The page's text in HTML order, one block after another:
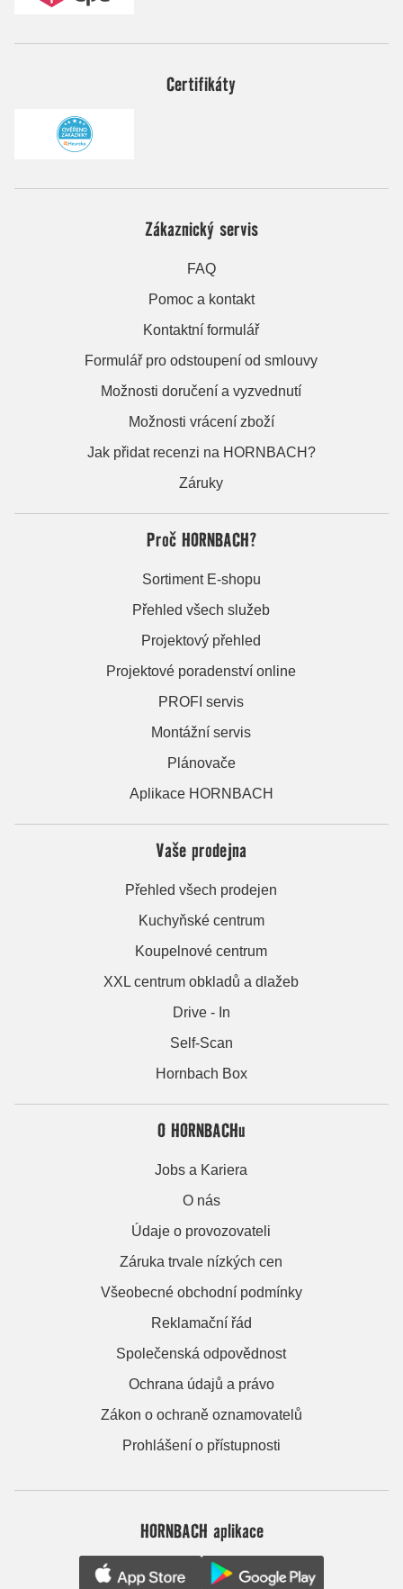
Certifikáty
Zákaznický servis
FAQ
Pomoc a kontakt
Kontaktní formulář
Formulář pro odstoupení od smlouvy
Možnosti doručení a vyzvednutí
Možnosti vrácení zboží
Jak přidat recenzi na HORNBACH?
Záruky
Proč HORNBACH?
Sortiment E-shopu
Přehled všech služeb
Projektový přehled
Projektové poradenství online
PROFI servis
Montážní servis
Plánovače
Aplikace HORNBACH
Vaše prodejna
Přehled všech prodejen
Kuchyňské centrum
Koupelnové centrum
XXL centrum obkladů a dlažeb
Drive - In
Self-Scan
Hornbach Box
O HORNBACHu
Jobs a Kariera
O nás
Údaje o provozovateli
Záruka trvale nízkých cen
Všeobecné obchodní podmínky
Reklamační řád
Společenská odpovědnost
Ochrana údajů a právo
Zákon o ochraně oznamovatelů
Prohlášení o přístupnosti
HORNBACH aplikace